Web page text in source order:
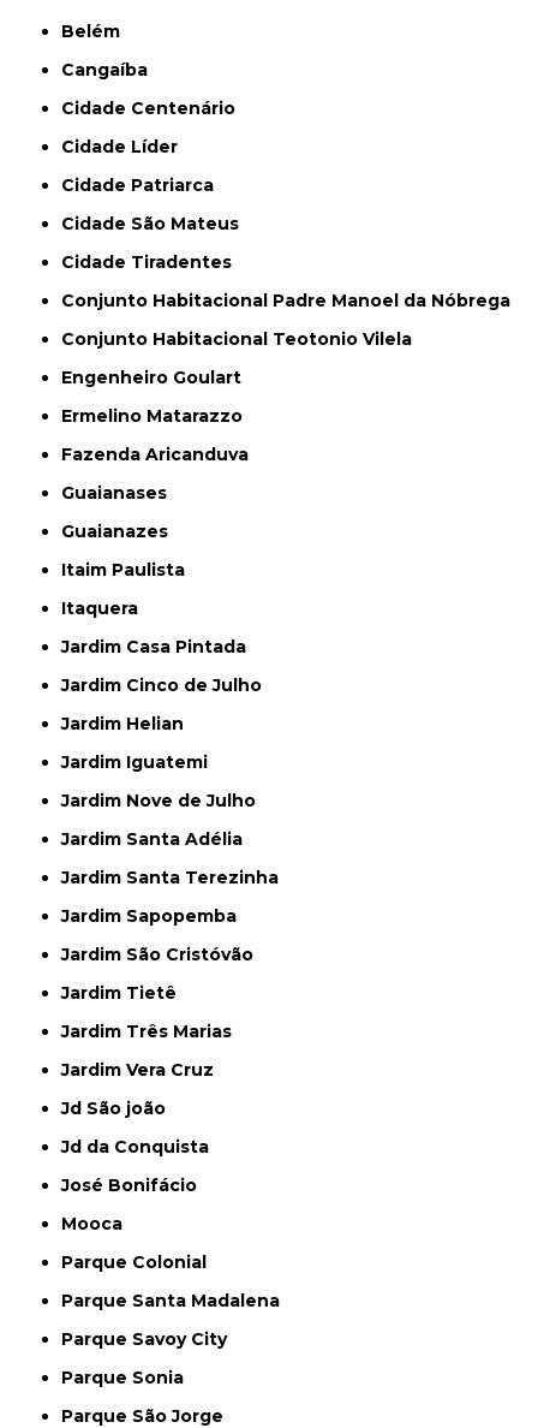
Belém
Cangaíba
Cidade Centenário
Cidade Líder
Cidade Patriarca
Cidade São Mateus
Cidade Tiradentes
Conjunto Habitacional Padre Manoel da Nóbrega
Conjunto Habitacional Teotonio Vilela
Engenheiro Goulart
Ermelino Matarazzo
Fazenda Aricanduva
Guaianases
Guaianazes
Itaim Paulista
Itaquera
Jardim Casa Pintada
Jardim Cinco de Julho
Jardim Helian
Jardim Iguatemi
Jardim Nove de Julho
Jardim Santa Adélia
Jardim Santa Terezinha
Jardim Sapopemba
Jardim São Cristóvão
Jardim Tietê
Jardim Três Marias
Jardim Vera Cruz
Jd São joão
Jd da Conquista
José Bonifácio
Mooca
Parque Colonial
Parque Santa Madalena
Parque Savoy City
Parque Sonia
Parque São Jorge